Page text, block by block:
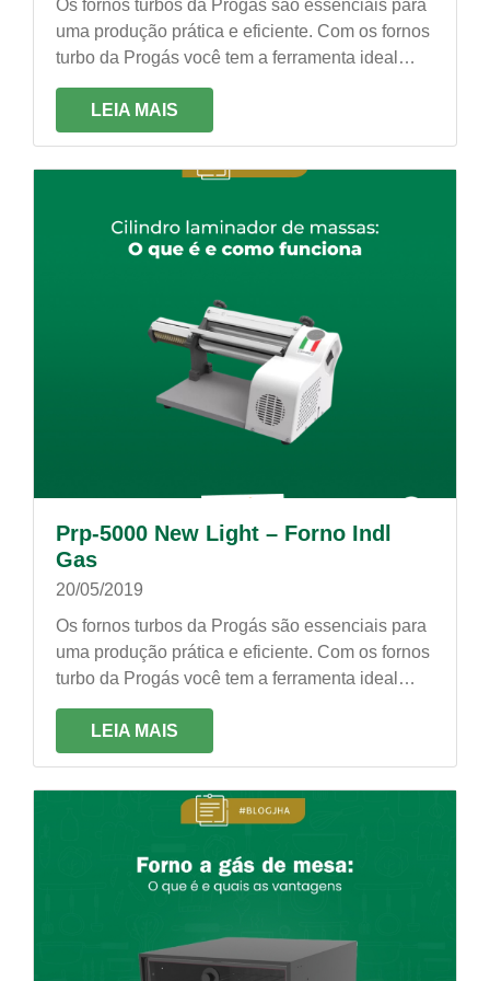
Os fornos turbos da Progás são essenciais para
uma produção prática e eficiente. Com os fornos
turbo da Progás você tem a ferramenta ideal
para maximizar a sua produção!
LEIA MAIS
Prp-5000 New Light – Forno Indl
Gas
20/05/2019
Os fornos turbos da Progás são essenciais para
uma produção prática e eficiente. Com os fornos
turbo da Progás você tem a ferramenta ideal
para maximizar a sua produção!
LEIA MAIS